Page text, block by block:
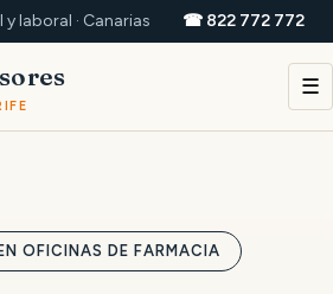
laboral · Canarias ☎ 822 772 772
☰
OFICINAS DE FARMACIA